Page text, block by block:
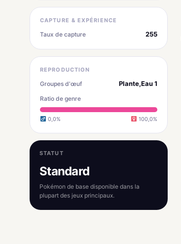
CAPTURE & EXPÉRIENCE
Taux de capture 255
REPRODUCTION
Groupes d'œuf Plante,Eau 1
Ratio de genre
0,0% 100,0%
STATUT
Standard
Pokémon de base disponible dans la
plupart des jeux principaux.